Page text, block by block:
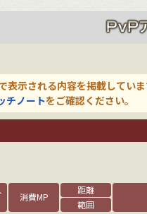
示される内容を掲載していま
チノートをご確認ください。
消費MP
距離
範囲